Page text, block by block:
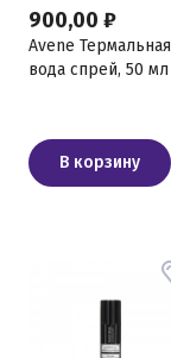
900,00 ₽
Avene Термальная
вода спрей, 50 мл
В корзину